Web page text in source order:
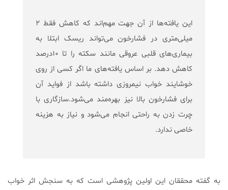
این یافته‌ها از آن جهت مهم‌اند که کاهش فقط ۲
میلی‌متری در فشارخون می‌تواند ریسک ابتلا به
بیماری‌های قلبی عروقی مانند سکته را تا ۱۰درصد
کاهش دهد. بر اساس یافته‌های ما اگر کسی از روی
خوشایند خواب نیمروزی داشته باشد از فواید آن
برای فشارخون بالا نیز بهره‌مند می‌شود.سازگاری با
چرت زدن به راحتی انجام می‌شود و نیاز به هزینه
خاصی ندارد.
به گفته محققان این اولین پژوهشی است که به سنجش اثر خواب